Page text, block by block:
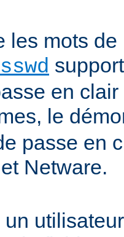
les mots
en
le
passe en
Netware.